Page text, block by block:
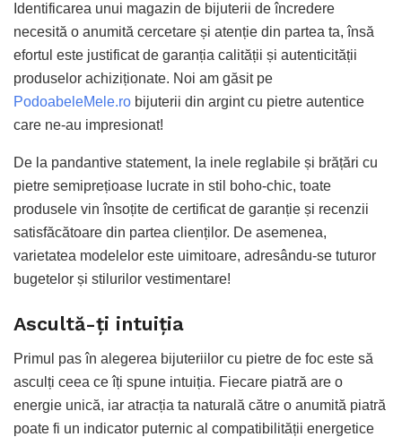
Identificarea unui magazin de bijuterii de încredere
necesită o anumită cercetare și atenție din partea ta, însă
efortul este justificat de garanția calității și autenticității
produselor achiziționate. Noi am găsit pe
PodoabeleMele.ro bijuterii din argint cu pietre autentice
care ne-au impresionat!
De la pandantive statement, la inele reglabile și brățări cu
pietre semiprețioase lucrate in stil boho-chic, toate
produsele vin însoțite de certificat de garanție și recenzii
satisfăcătoare din partea clienților. De asemenea,
varietatea modelelor este uimitoare, adresându-se tuturor
bugetelor și stilurilor vestimentare!
Ascultă-ți intuiția
Primul pas în alegerea bijuteriilor cu pietre de foc este să
asculți ceea ce îți spune intuiția. Fiecare piatră are o
energie unică, iar atracția ta naturală către o anumită piatră
poate fi un indicator puternic al compatibilității energetice